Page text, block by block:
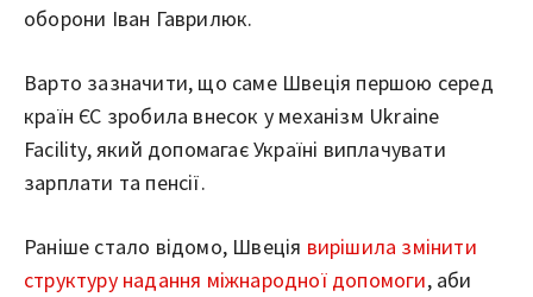
оборони Іван Гаврилюк.
Варто зазначити, що саме Швеція першою серед
країн ЄС зробила внесок у механізм Ukraine
Facility, який допомагає Україні виплачувати
зарплати та пенсії.
Раніше стало відомо, Швеція вирішила змінити
структуру надання міжнародної допомоги, аби